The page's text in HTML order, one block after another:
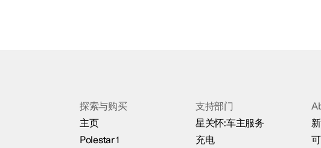
探索与购买
主页
Polestar 1
支持部门
星关怀:车主服务
充电